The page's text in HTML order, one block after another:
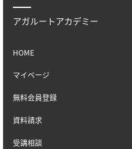
アガルートアカデミー
HOME
マイページ
無料会員登録
資料請求
受講相談